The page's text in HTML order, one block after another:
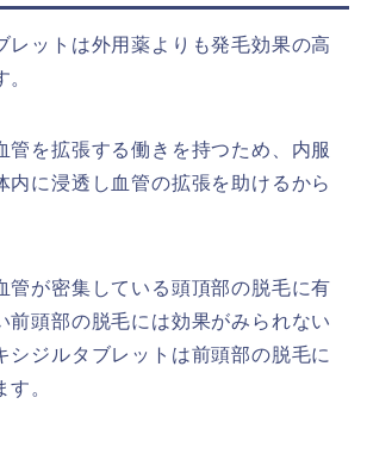
レットは外用薬よりも発毛効果の高
管を拡張する働きを持つため、内服
内に浸透し血管の拡張を助けるから
管が密集している頭頂部の脱毛に有
前頭部の脱毛には効果がみられない
シジルタブレットは前頭部の脱毛に
す。